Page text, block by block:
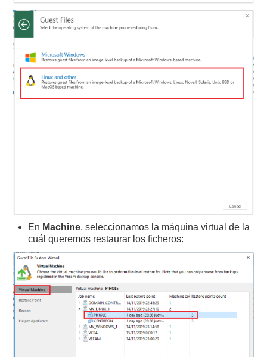
En Machine, seleccionamos la máquina virtual de la
cuál queremos restaurar los ficheros: